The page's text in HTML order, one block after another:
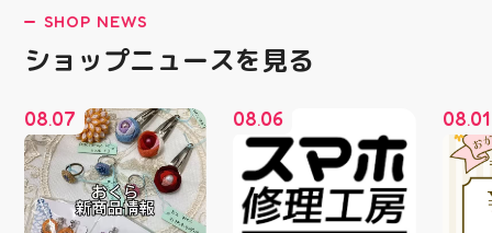
SHOP NEWS
ショップニュースを見る
08.07 08.06 08.01